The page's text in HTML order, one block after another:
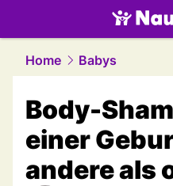
family.NAU.ch
Home Babys
Body-
einer
andere als